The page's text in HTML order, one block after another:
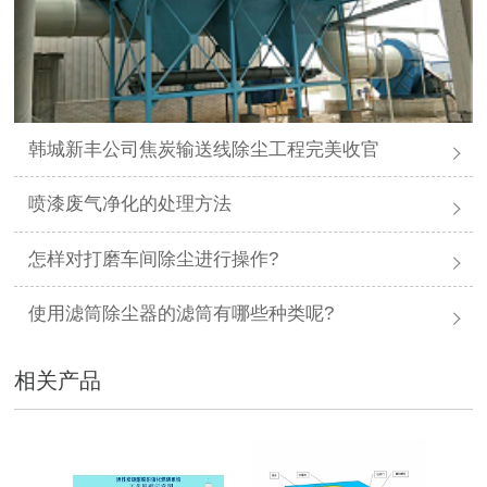
韩城新丰公司焦炭输送线除尘工程完美收官
喷漆废气净化的处理方法
怎样对打磨车间除尘进行操作?
使用滤筒除尘器的滤筒有哪些种类呢?
相关产品